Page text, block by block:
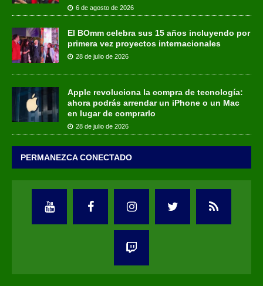
6 de agosto de 2026
El BOmm celebra sus 15 años incluyendo por
primera vez proyectos internacionales
28 de julio de 2026
Apple revoluciona la compra de tecnología:
ahora podrás arrendar un iPhone o un Mac
en lugar de comprarlo
28 de julio de 2026
PERMANEZCA CONECTADO